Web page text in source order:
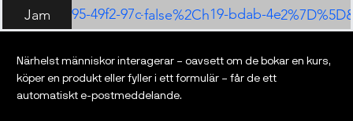
41e9-423d-b7f1-728fedbf2904?
referralInfo=edit_service_from_list
Jam
0695-49f2-97da-
events/event/3a3e485a-371c-
452a-9c87-f35d6ae2785f/overview
automations/edit/8903af19-bdab-4e0b-9044-
8df474f28bc8&actionId=df6304e7-3937-
Närhelst människor interagerar – oavsett om de bokar en kurs,
köper en produkt eller fyller i ett formulär – får de ett
automatiskt e-postmeddelande.